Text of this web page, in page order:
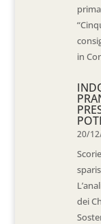
in
20/
dei